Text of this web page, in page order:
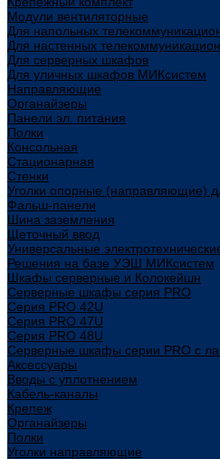
Модули вентиляторные
Для напольных
Для настенных
Для серверных шкафов
Для уличных шкафов МИКсистем
Направляющие
Органайзеры
Панели эл. питания
Полки
Консольная
Стационарная
Стенки
Уголки опорные (направляющие)
Фальш-панели
Шина заземления
Щеточный ввод
Универсальные
Решения на базе УЭШ МИКсистем
Шкафы серверные и Колокейшн
Серверные шкафы серия PRO
Серия PRO 42U
Серия PRO 47U
Серия PRO 48U
Серверные шкафы серии PRO с
Аксессуары
Вводы с уплотнением
Кабель-каналы
Крепеж
Органайзеры
Полки
Уголки направляющие